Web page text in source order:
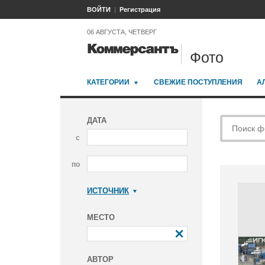
ВОЙТИ Регистрация
06 АВГУСТА, ЧЕТВЕРГ
Фото
КАТЕГОРИИ СВЕЖИЕ ПОСТУПЛЕНИЯ
ДАТА
с
по
ИСТОЧНИК
МЕСТО
АВТОР